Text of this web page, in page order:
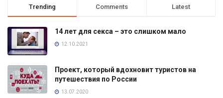
Trending Comments Latest
14 лет для секса – это слишком мало
12.10.2021
Проект, который вдохновит туристов на
путешествия по России
13.07.2020